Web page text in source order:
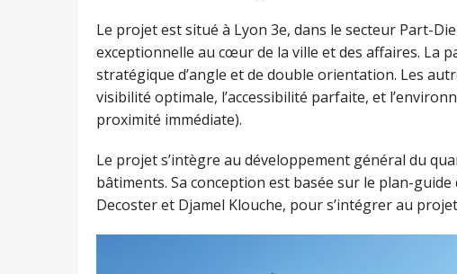
Le projet est situé à Lyon 3e, dans le secteur Part-
exceptionnelle au cœur de la ville et des affaires. La
stratégique d’angle et de double orientation. Les
visibilité optimale, l’accessibilité parfaite, et
proximité immédiate).
Le projet s’intègre au développement général du
bâtiments. Sa conception est basée sur le plan-guide
Decoster et Djamel Klouche, pour s’intégrer au